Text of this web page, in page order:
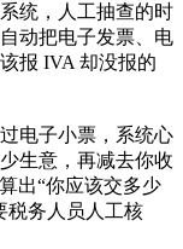
统，人工抽查的时
动把电子发票、电
报 IVA 却没报的
电子小票，系统心
生意，再减去你收
出“你应该交多少
税务人员人工核